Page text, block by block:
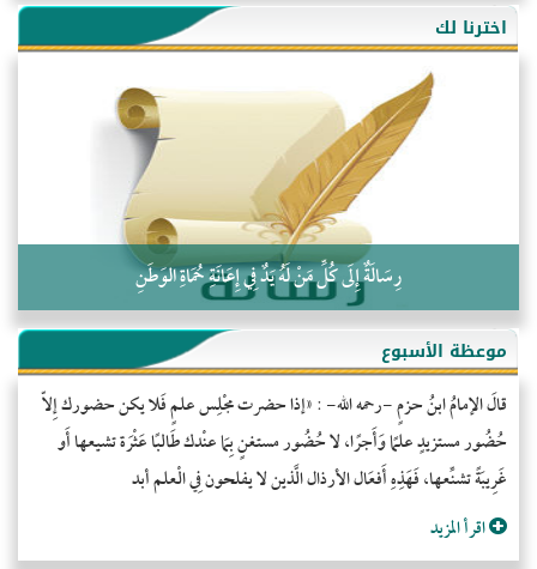
أُسُـسُ بَـيْـتِ الـمُسْـلِمِ
التَّعْلِيمُ القُرْآنِي
كلمة إلى إخواني السلفيين في الجزائر
اخترنا لك
رِسَالَةٌ إِلَى كُلِّ مَنْ لَهُ يَدٌ فِي إِعَانَةِ حُمَاةِ الوَطَنِ
موعظة الأسبوع
قالَ الإمامُ ابنُ حزمٍ -رحمه الله- : «إذا حضرت مجْلِس علمٍ فَلا يكن حضورك إِلاّ
حُضُور مستزيدٍ علمًا وَأَجرًا، لا حُضُور مستغنٍ بِمَا عنْدك طَالبًا عَثْرَة تشيعها أَو
غَرِيبَةً تشنِّعها، فَهَذِهِ أَفعَال الأرذال الَّذين لا يفلحون فِي الْعلم أبد
اقرأ المزيد